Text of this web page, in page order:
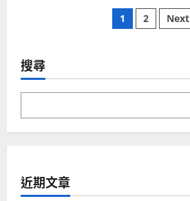
文
分
1 2 Next
搜尋
近期文章